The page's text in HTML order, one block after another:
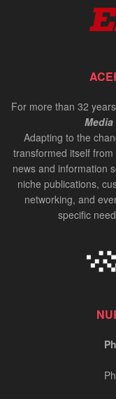
For more than 32
Media
Adapting to the
transformed itself
news and information
niche publications,
networking, and
specific